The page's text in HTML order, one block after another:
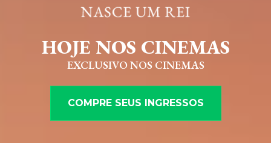
HOJE NOS CINEMAS
EXCLUSIVO NOS CINEMAS
COMPRE SEUS INGRESSOS